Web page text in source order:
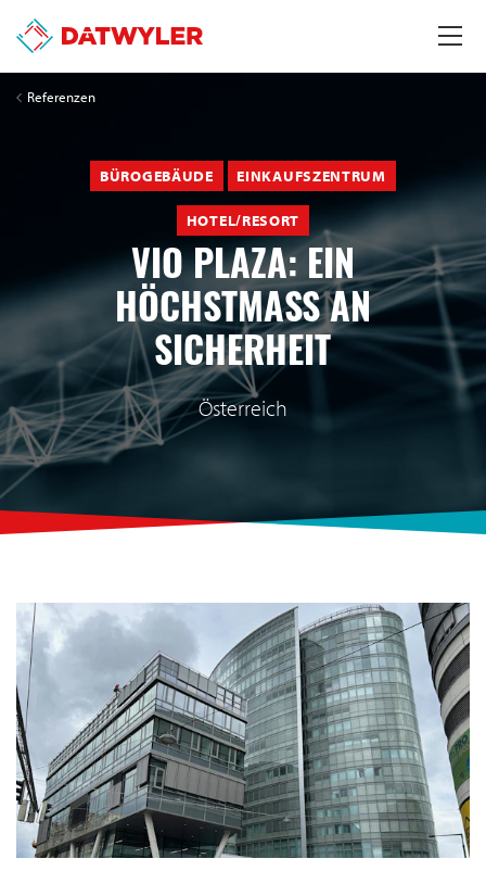
Referenzen
BÜROGEBÄUDE EINKAUFSZENTRUM
HOTEL/RESORT
VIO PLAZA: EIN
HÖCHSTMASS AN S
ICHERHEIT
Österreich